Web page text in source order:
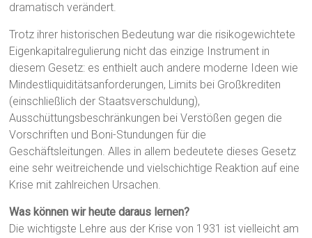
dramatisch verändert.
Trotz ihrer historischen Bedeutung war die risikogewichtete
Eigenkapitalregulierung nicht das einzige Instrument in
diesem Gesetz: es enthielt auch andere moderne Ideen wie
Mindestliquiditätsanforderungen, Limits bei Großkrediten
(einschließlich der Staatsverschuldung),
Ausschüttungsbeschränkungen bei Verstößen gegen die
Vorschriften und Boni-Stundungen für die
Geschäftsleitungen. Alles in allem bedeutete dieses Gesetz
eine sehr weitreichende und vielschichtige Reaktion auf eine
Krise mit zahlreichen Ursachen.
Was können wir heute daraus lernen?
Die wichtigste Lehre aus der Krise von 1931 ist vielleicht am